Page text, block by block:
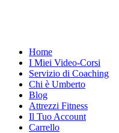
Home
I Miei Video-Corsi
Servizio di Coaching
Chi è Umberto
Blog
Attrezzi Fitness
Il Tuo Account
Carrello